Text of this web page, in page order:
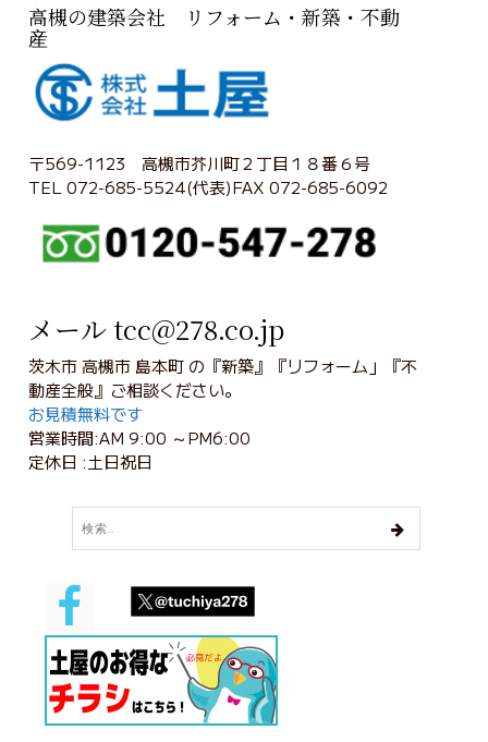
高槻の建築会社 リフォーム・新築・不動
産
〒569-1123 高槻市芥川町２丁目１８番６号
TEL 072-685-5524(代表)FAX 072-685-6092
メール tcc@278.co.jp
茨木市 高槻市 島本町 の『新築』『リフォーム」『不
動産全般』ご相談ください。
お見積無料です
営業時間:AM 9:00 ～PM6:00
定休日 :土日祝日